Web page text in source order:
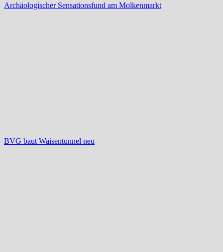
Archäologischer Sensationsfund am Molkenmarkt
BVG baut Waisentunnel neu